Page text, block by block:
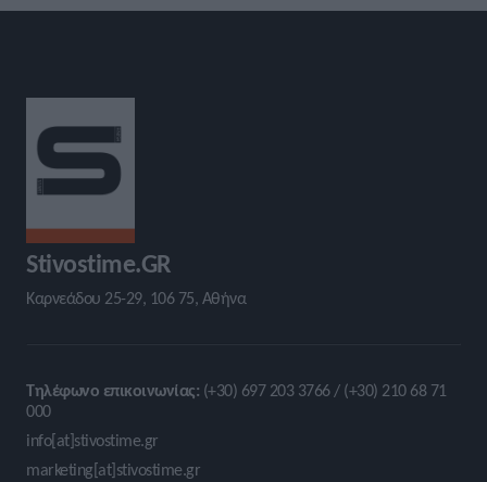
Stivostime.GR
Καρνεάδου 25-29, 106 75, Αθήνα
Τηλέφωνο επικοινωνίας: (+30) 697 203 3766 / (+30) 210 68 71
000
info[at]stivostime.gr
marketing[at]stivostime.gr